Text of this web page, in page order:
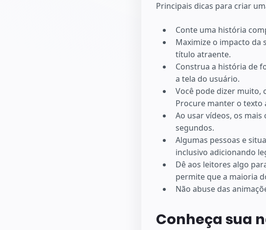
Principais dicas para criar
Conte uma história
Maximize o impacto da
título atraente.
Construa a história de
a tela do usuário.
Você pode dizer muito,
Procure manter o texto
Ao usar vídeos, os
segundos.
Algumas pessoas e
inclusivo adicionando
Dê aos leitores algo
permite que a maioria
Não abuse das
Conheça sua